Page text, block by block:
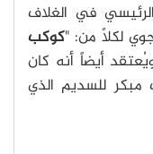
في الغلاف
لكلاً من: "كوكب
أيضاً أنه كان
مبكر للسديم الذي